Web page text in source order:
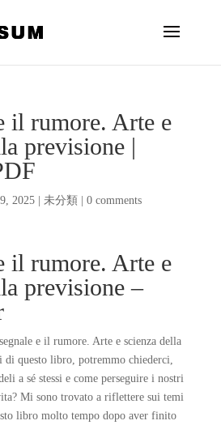
il rumore. Arte e
previsione |
2025| 未分類 0 comments
il rumore. Arte e
previsione –
e il rumore. Arte e scienza della
di questo libro, potremmo chiederci,
a sé stessi e come perseguire i nostri
Mi sono trovato a riflettere sui temi
libro molto tempo dopo aver finito